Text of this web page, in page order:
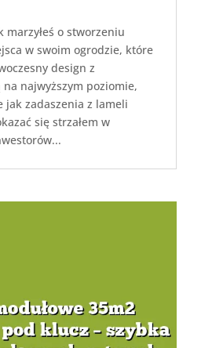
marzyłeś o stworzeniu
w swoim ogrodzie, które
design z
najwyższym poziomie,
jak zadaszenia z lameli
się strzałem w